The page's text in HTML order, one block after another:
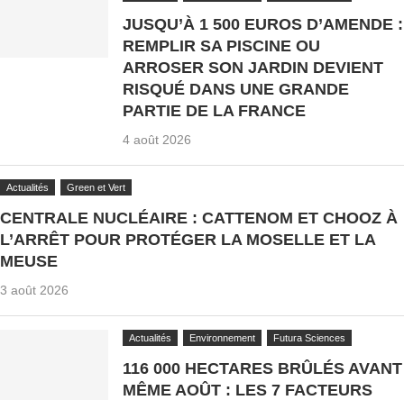
JUSQU’À 1 500 EUROS D’AMENDE :
REMPLIR SA PISCINE OU
ARROSER SON JARDIN DEVIENT
RISQUÉ DANS UNE GRANDE
PARTIE DE LA FRANCE
4 août 2026
Actualités Green et Vert
CENTRALE NUCLÉAIRE : CATTENOM ET CHOOZ À
L’ARRÊT POUR PROTÉGER LA MOSELLE ET LA
MEUSE
3 août 2026
Actualités Environnement Futura Sciences
116 000 HECTARES BRÛLÉS AVANT
MÊME AOÛT : LES 7 FACTEURS